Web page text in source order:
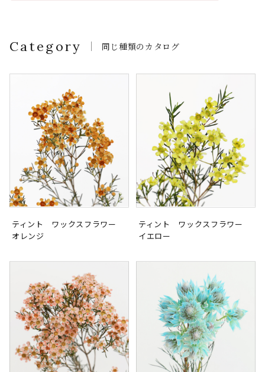
Category 同じ種類のカタログ
ティント ワックスフラワー
オレンジ
ティント ワックスフラワー
イエロー